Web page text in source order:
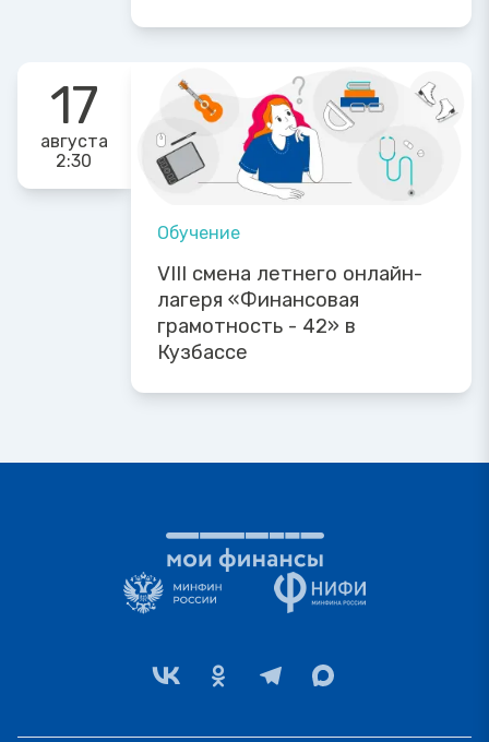
17
августа
2:30
Обучение
VIII смена летнего онлайн-
лагеря «Финансовая
грамотность - 42» в
Кузбассе